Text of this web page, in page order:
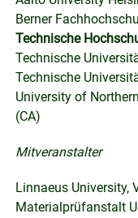
Berner
Technische
Technische
Technische
University of
(CA)
Mitveranstalter
Linnaeus University,
Materialprüfanstalt